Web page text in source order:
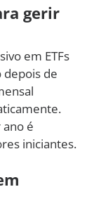
gerir
em ETFs
de
é
iniciantes.